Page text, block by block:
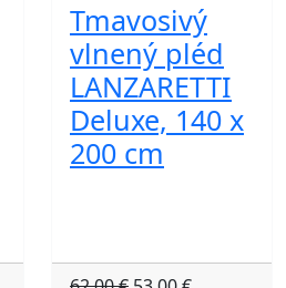
Tmavosivý
vlnený pléd
LANZARETTI
Deluxe, 140 x
200 cm